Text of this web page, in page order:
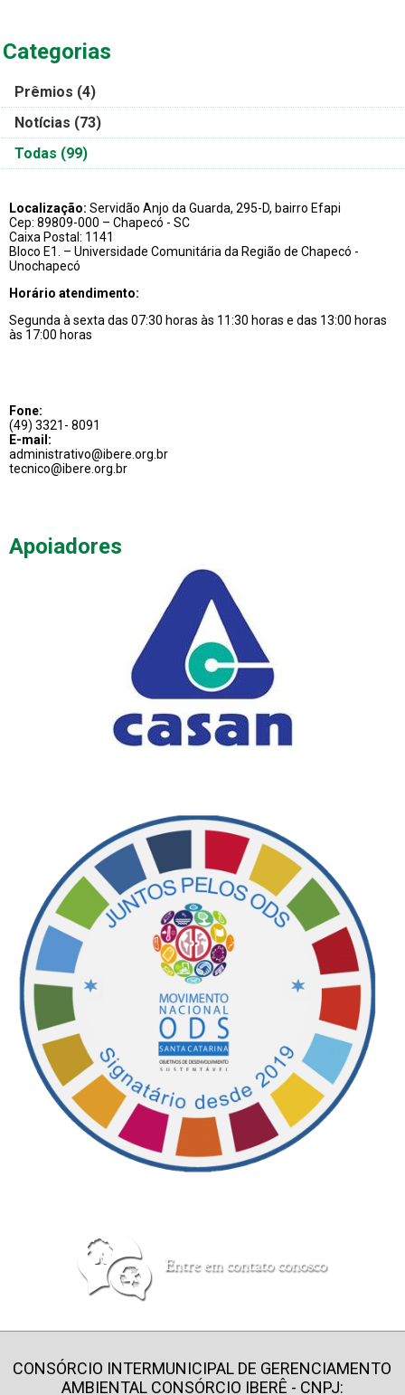
Categorias
Prêmios (4)
Notícias (73)
Todas (99)
Localização: Servidão Anjo da Guarda, 295-D, bairro Efapi
Cep: 89809-000 – Chapecó - SC
Caixa Postal: 1141
Bloco E1. – Universidade Comunitária da Região de Chapecó -
Unochapecó
Horário atendimento:
Segunda à sexta das 07:30 horas às 11:30 horas e das 13:00 horas
às 17:00 horas
Fone:
(49) 3321- 8091
E-mail:
administrativo@ibere.org.br
tecnico@ibere.org.br
Apoiadores
CONSÓRCIO INTERMUNICIPAL DE GERENCIAMENTO
AMBIENTAL CONSÓRCIO IBERÊ - CNPJ: